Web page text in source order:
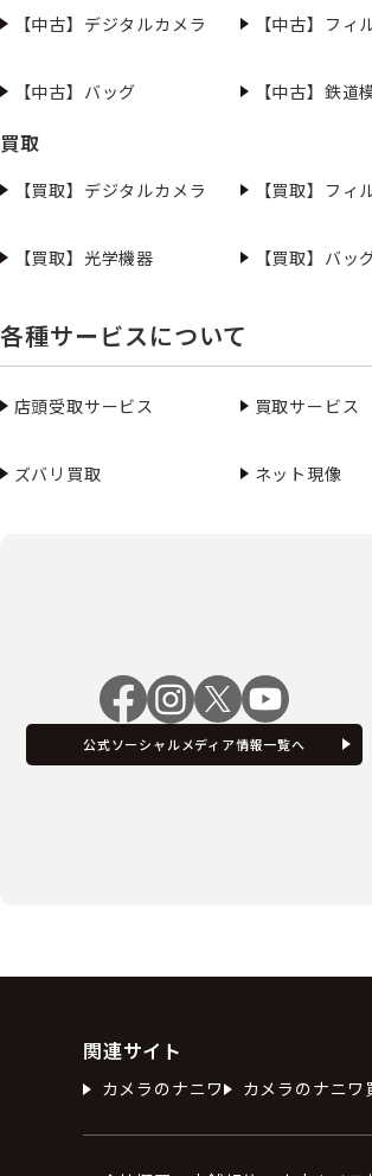
【中古】デジタルカメラ 【中古】フィ
【中古】バッグ 【中古】鉄道
買取
【買取】デジタルカメラ 【買取】フィ
【買取】光学機器
【買取】バッ
各種サービスについて
店頭受取サービス 買取サービス
ズバリ買取 ネット現像
公式ソーシャルメディア情報一覧へ
関連サイト
カメラのナニワ カメラのナニ